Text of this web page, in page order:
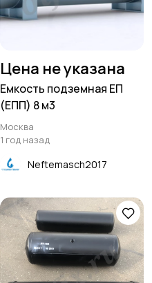
Цена не указана
Емкость подземная ЕП
(ЕПП) 8 м3
Москва
1 год назад
Neftemasch2017